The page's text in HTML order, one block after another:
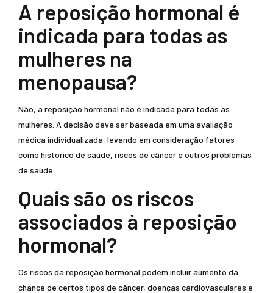
A reposição hormonal é
indicada para todas as
mulheres na
menopausa?
Não, a reposição hormonal não é indicada para todas as
mulheres. A decisão deve ser baseada em uma avaliação
médica individualizada, levando em consideração fatores
como histórico de saúde, riscos de câncer e outros problemas
de saúde.
Quais são os riscos
associados à reposição
hormonal?
Os riscos da reposição hormonal podem incluir aumento da
chance de certos tipos de câncer, doenças cardiovasculares e